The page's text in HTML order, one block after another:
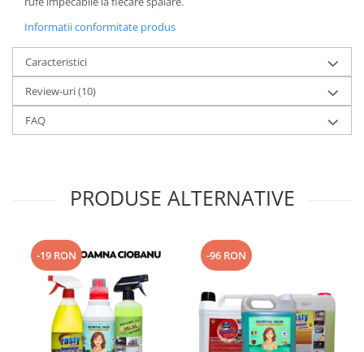
Informatii conformitate produs
Caracteristici
Review-uri(10)
FAQ
PRODUSE ALTERNATIVE
-19 RON -96 RON